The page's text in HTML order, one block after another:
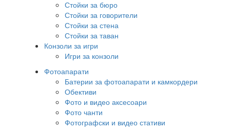
Стойки за бюро
Стойки за говорители
Стойки за стена
Стойки за таван
Конзоли за игри
Игри за конзоли
Фотоапарати
Батерии за фотоапарати и камкордери
Обективи
Фото и видео аксесоари
Фото чанти
Фотографски и видео стативи